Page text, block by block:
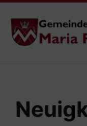
Skip
content
Skip
main
navigation
Skip
footer